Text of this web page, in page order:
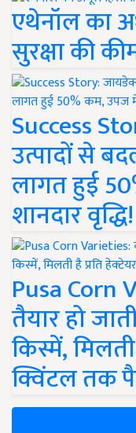
एथेनॉल का
सुरक्षा की
Success
उत्पादों से
लागत हुई
शानदार वृद्धि!
Pusa
तैयार हो
किस्में,
क्विंटल तक